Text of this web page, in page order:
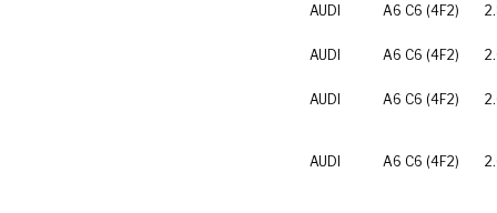
AUDI
A6 C6 (4F2)
AUDI A6 C6 (4F2)
AUDI A6 C6 (4F2)
AUDI A6 C6 (4F2)